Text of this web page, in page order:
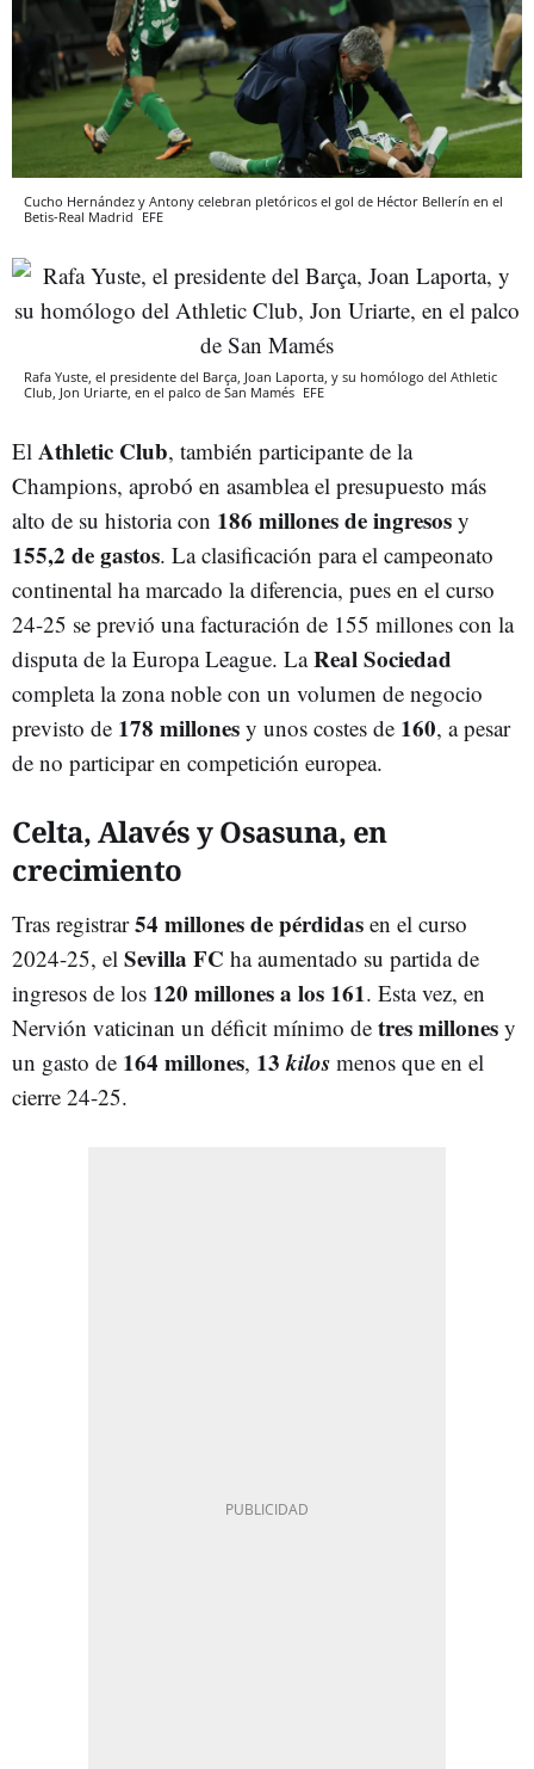
Cucho Hernández y Antony celebran pletóricos el gol de Héctor Bellerín en el
Betis-Real Madrid EFE
Rafa Yuste, el presidente del Barça, Joan Laporta, y su homólogo del Athletic
Club, Jon Uriarte, en el palco de San Mamés EFE
El Athletic Club, también participante de la
Champions, aprobó en asamblea el presupuesto más
alto de su historia con 186 millones de ingresos y
155,2 de gastos. La clasificación para el campeonato
continental ha marcado la diferencia, pues en el curso
24-25 se previó una facturación de 155 millones con la
disputa de la Europa League. LaReal Sociedad
completa la zona noble con un volumen de negocio
previsto de 178 millones y unos costes de 160, a pesar
de no participar en competición europea.
Celta, Alavés y Osasuna, en
crecimiento
Tras registrar54 millones de pérdidas en el curso
2024-25, el Sevilla FC ha aumentado su partida de
ingresos de los 120 millones a los 161. Esta vez, en
Nervión vaticinan un déficit mínimo de tres millones y
un gasto de 164 millones, 13kilos menos que en el
cierre 24-25.